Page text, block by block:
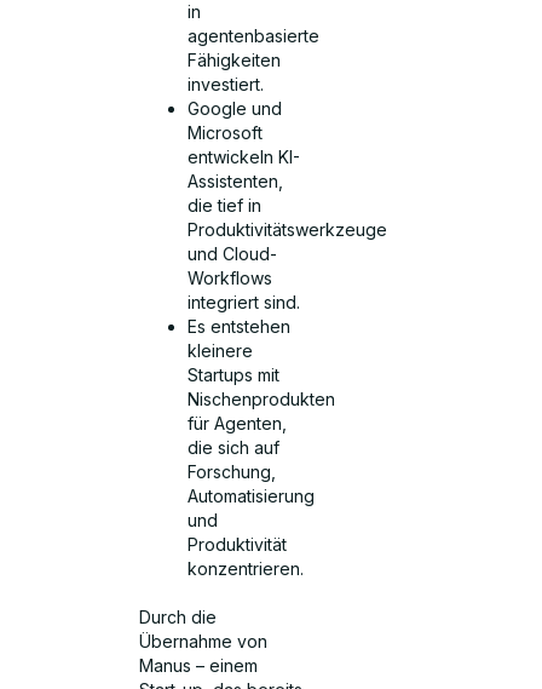
in
agentenbasierte
Fähigkeiten
investiert.
Google und
Microsoft
entwickeln KI-
Assistenten,
die tief in
Produktivitätswerkzeuge
und Cloud-
Workflows
integriert sind.
Es entstehen
kleinere
Startups mit
Nischenprodukten
für Agenten,
die sich auf
Forschung,
Automatisierung
und
Produktivität
konzentrieren.
Durch die
Übernahme von
Manus – einem